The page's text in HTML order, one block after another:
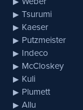
Tsurumi
Kaeser
Putzmeister
Indeco
McCloskey
Kuli
Plumett
Allu